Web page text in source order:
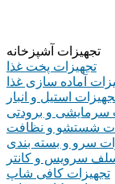
تجهیزات آشپزخانه
تجهیزات پخت غذا
آماده سازی غذا
استیل و انبار
سرمایشی و برودتی
شستشو و نظافت
سرو و بسته بندی
سرویس و کانتر
تجهیزات کافی شاپ